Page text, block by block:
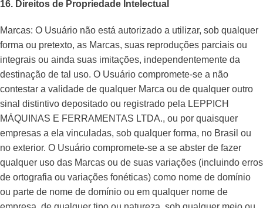
16. Direitos de Propriedade Intelectual
Marcas: O Usuário não está autorizado a utilizar, sob qualquer
forma ou pretexto, as Marcas, suas reproduções parciais ou
integrais ou ainda suas imitações, independentemente da
destinação de tal uso. O Usuário compromete-se a não
contestar a validade de qualquer Marca ou de qualquer outro
sinal distintivo depositado ou registrado pela LEPPICH
MÁQUINAS E FERRAMENTAS LTDA., ou por quaisquer
empresas a ela vinculadas, sob qualquer forma, no Brasil ou
no exterior. O Usuário compromete-se a se abster de fazer
qualquer uso das Marcas ou de suas variações (incluindo erros
de ortografia ou variações fonéticas) como nome de domínio
ou parte de nome de domínio ou em qualquer nome de